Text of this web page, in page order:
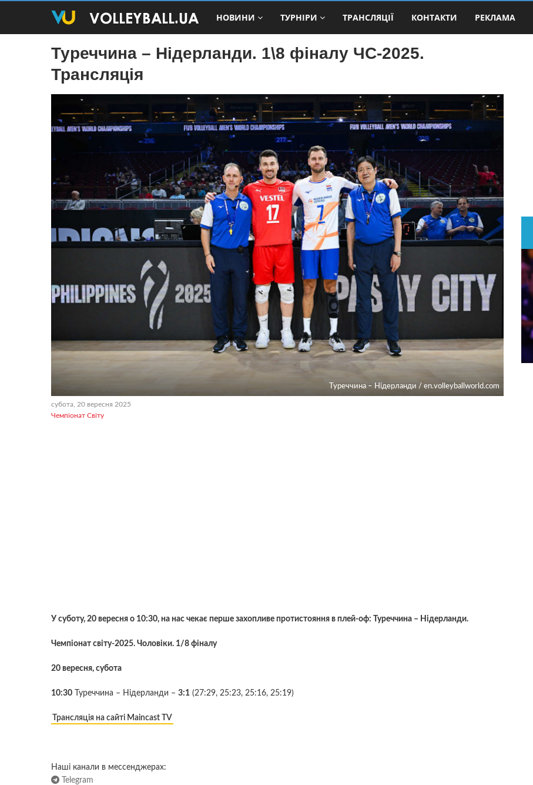
НОВИНИ ТУРНІРИ ТРАНСЛЯЦІЇ КОНТАКТИ РЕКЛАМА
Туреччина – Нідерланди. 1\8 фіналу ЧС-2025.
Трансляція
Туреччина – Нідерланди / en.volleyballworld.com
субота, 20 вересня 2025
Чемпіонат Світу
У суботу, 20 вересня о 10:30, на нас чекає перше захопливе протистояння в плей-оф: Туреччина – Нідерланди.
Чемпіонат світу-2025. Чоловіки. 1/8 фіналу
20 вересня, субота
10:30 Туреччина – Нідерланди – 3:1 (27:29, 25:23, 25:16, 25:19)
Трансляція на сайті Maincast TV
Наші канали в мессенджерах:
Telegram